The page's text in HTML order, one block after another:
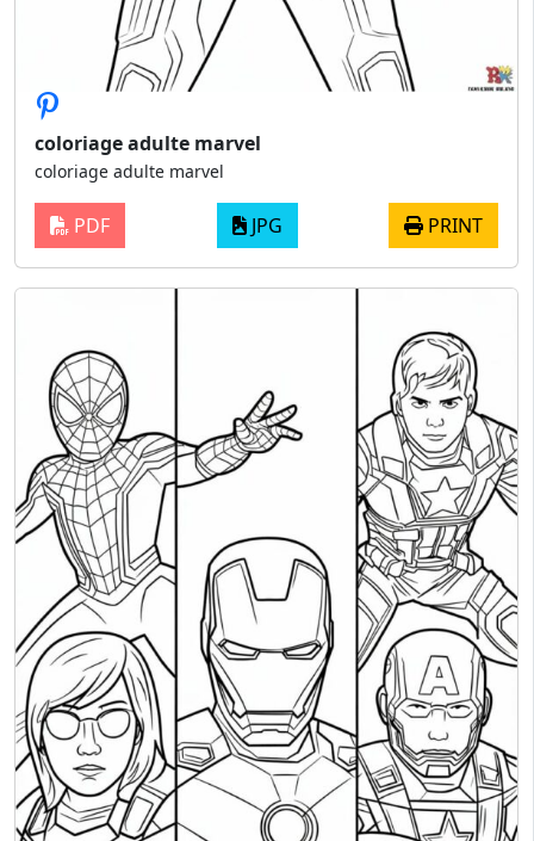
coloriage adulte marvel
coloriage adulte marvel
PDF JPG PRINT